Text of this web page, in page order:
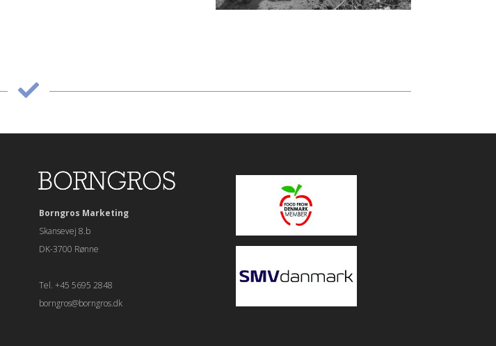
Borngros Marketing
Skansevej 8.b
DK-3700 Rønne
Tel. +45 5695 2848
borngros@borngros.dk